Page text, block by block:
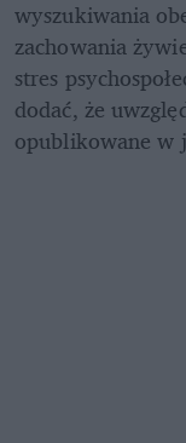
wyszukiwania
zachowania
stres
dodać, że
opublikowane w